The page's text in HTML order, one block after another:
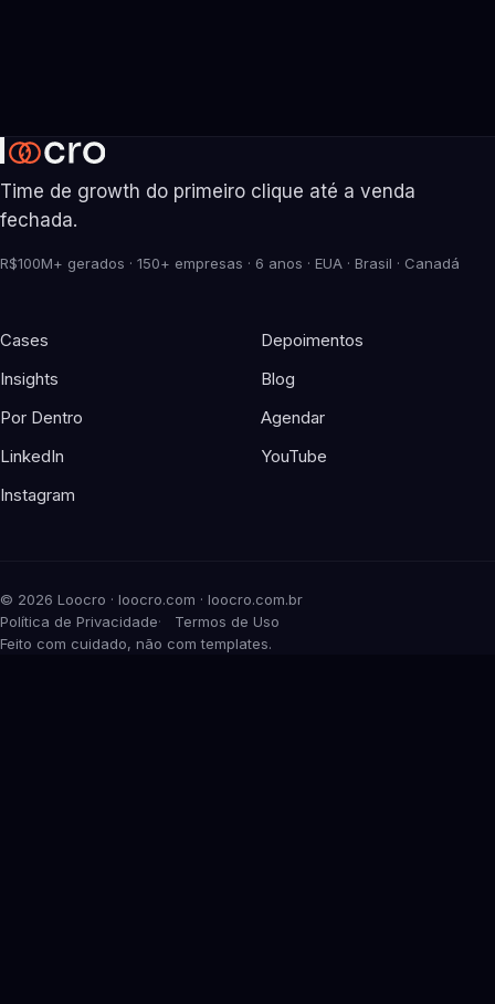
Time de growth do primeiro clique até a venda
fechada.
R$100M+ gerados · 150+ empresas · 6 anos · EUA · Brasil · Canadá
Cases
Depoimentos
Insights
Blog
Por Dentro
Agendar
LinkedIn
YouTube
Instagram
© 2026 Loocro · loocro.com · loocro.com.br
Política de Privacidade
Termos de Uso
Feito com cuidado, não com templates.